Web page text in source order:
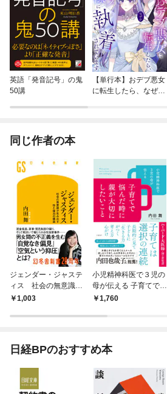
英語「発音記号」の鬼
50講
【単行本】おデブ悪女
に転生したら、なぜか
同じ作者の本
ジェンダー・ジャステ
ィス 社会の無意識が
生み出す性と権力の構
1,003
小児精神科医で３児の
母が伝える 子育てで悩
んだ時に親が大切にし
1,760
日経BPのおすすめ本